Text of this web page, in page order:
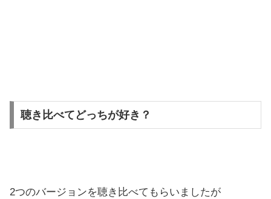
聴き比べてどっちが好き？
2つのバージョンを聴き比べてもらいましたが